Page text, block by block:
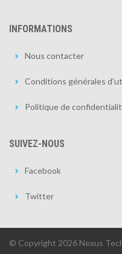
INFORMATIONS
Nous contacter
Conditions générales
Politique de
SUIVEZ-NOUS
Facebook
Twitter
© Copyright 2026 Nexus